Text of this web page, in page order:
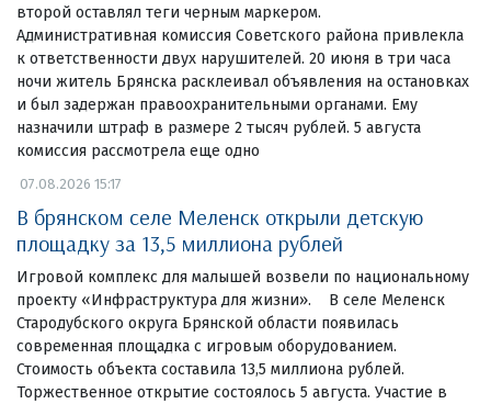
второй оставлял теги черным маркером.
Административная комиссия Советского района привлекла
к ответственности двух нарушителей. 20 июня в три часа
ночи житель Брянска расклеивал объявления на остановках
и был задержан правоохранительными органами. Ему
назначили штраф в размере 2 тысяч рублей. 5 августа
комиссия рассмотрела еще одно
07.08.2026 15:17
В брянском селе Меленск открыли детскую
площадку за 13,5 миллиона рублей
Игровой комплекс для малышей возвели по национальному
проекту «Инфраструктура для жизни». В селе Меленск
Стародубского округа Брянской области появилась
современная площадка с игровым оборудованием.
Стоимость объекта составила 13,5 миллиона рублей.
Торжественное открытие состоялось 5 августа. Участие в